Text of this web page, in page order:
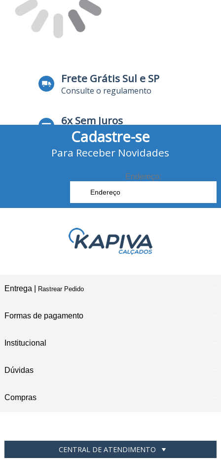
Frete Grátis Sul e SP
Consulte o regulamento
6x Sem Juros
no Cartão de Crédito
no Boleto Bancário e Pix
Cadastre-se
Para Receber Novidades
Endereço:
Entrega | Rastrear Pedido
Formas de pagamento
Institucional
Dúvidas
Compras
CENTRAL DE ATENDIMENTO